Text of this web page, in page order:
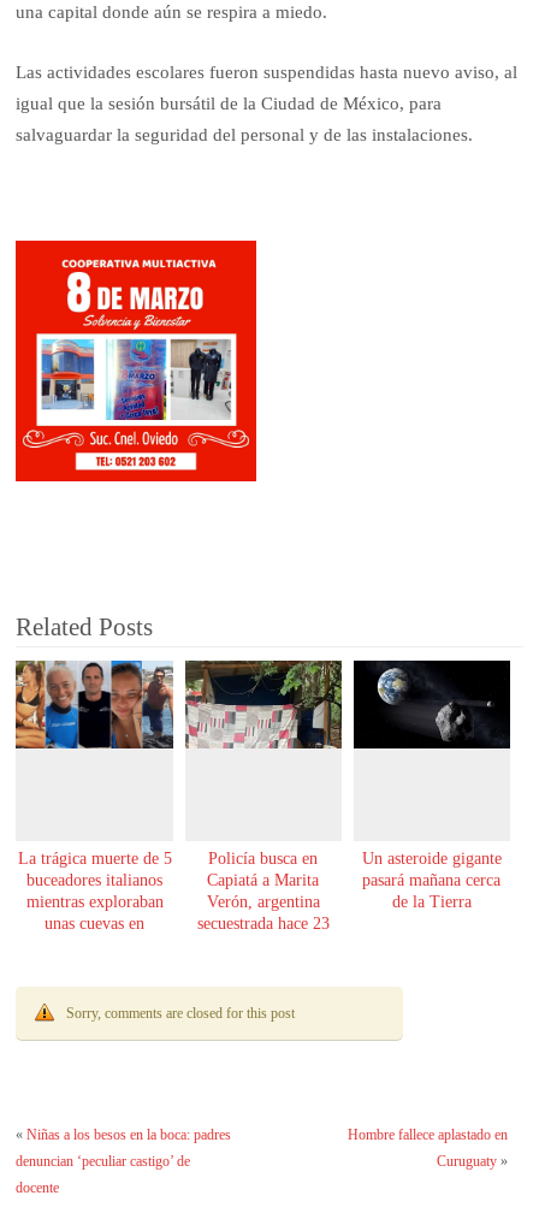
una capital donde aún se respira a miedo.
Las actividades escolares fueron suspendidas hasta nuevo aviso, al
igual que la sesión bursátil de la Ciudad de México, para
salvaguardar la seguridad del personal y de las instalaciones.
Related Posts
La trágica muerte de 5
buceadores italianos
mientras exploraban
unas cuevas en
Policía busca en
Capiatá a Marita
Verón, argentina
secuestrada hace 23
Un asteroide gigante
pasará mañana cerca
de la Tierra
Sorry, comments are closed for this post
«Niñas a los besos en la boca: padres
denuncian ‘peculiar castigo’ de
docente
Hombre fallece aplastado en
Curuguaty»